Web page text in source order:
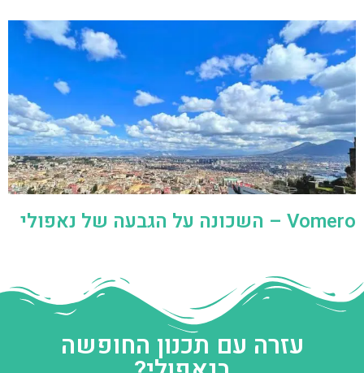
Vomero – השכונה על הגבעה של נאפולי
עזרה עם תכנון החופשה